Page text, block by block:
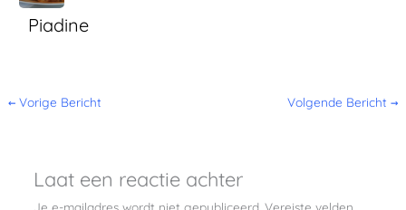
Piadine
← Vorige Bericht Volgende Bericht →
Laat een reactie achter